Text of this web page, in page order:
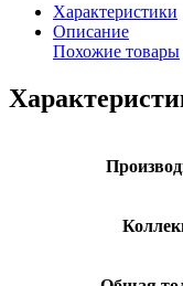
Характеристики
Описание
Похожие товары